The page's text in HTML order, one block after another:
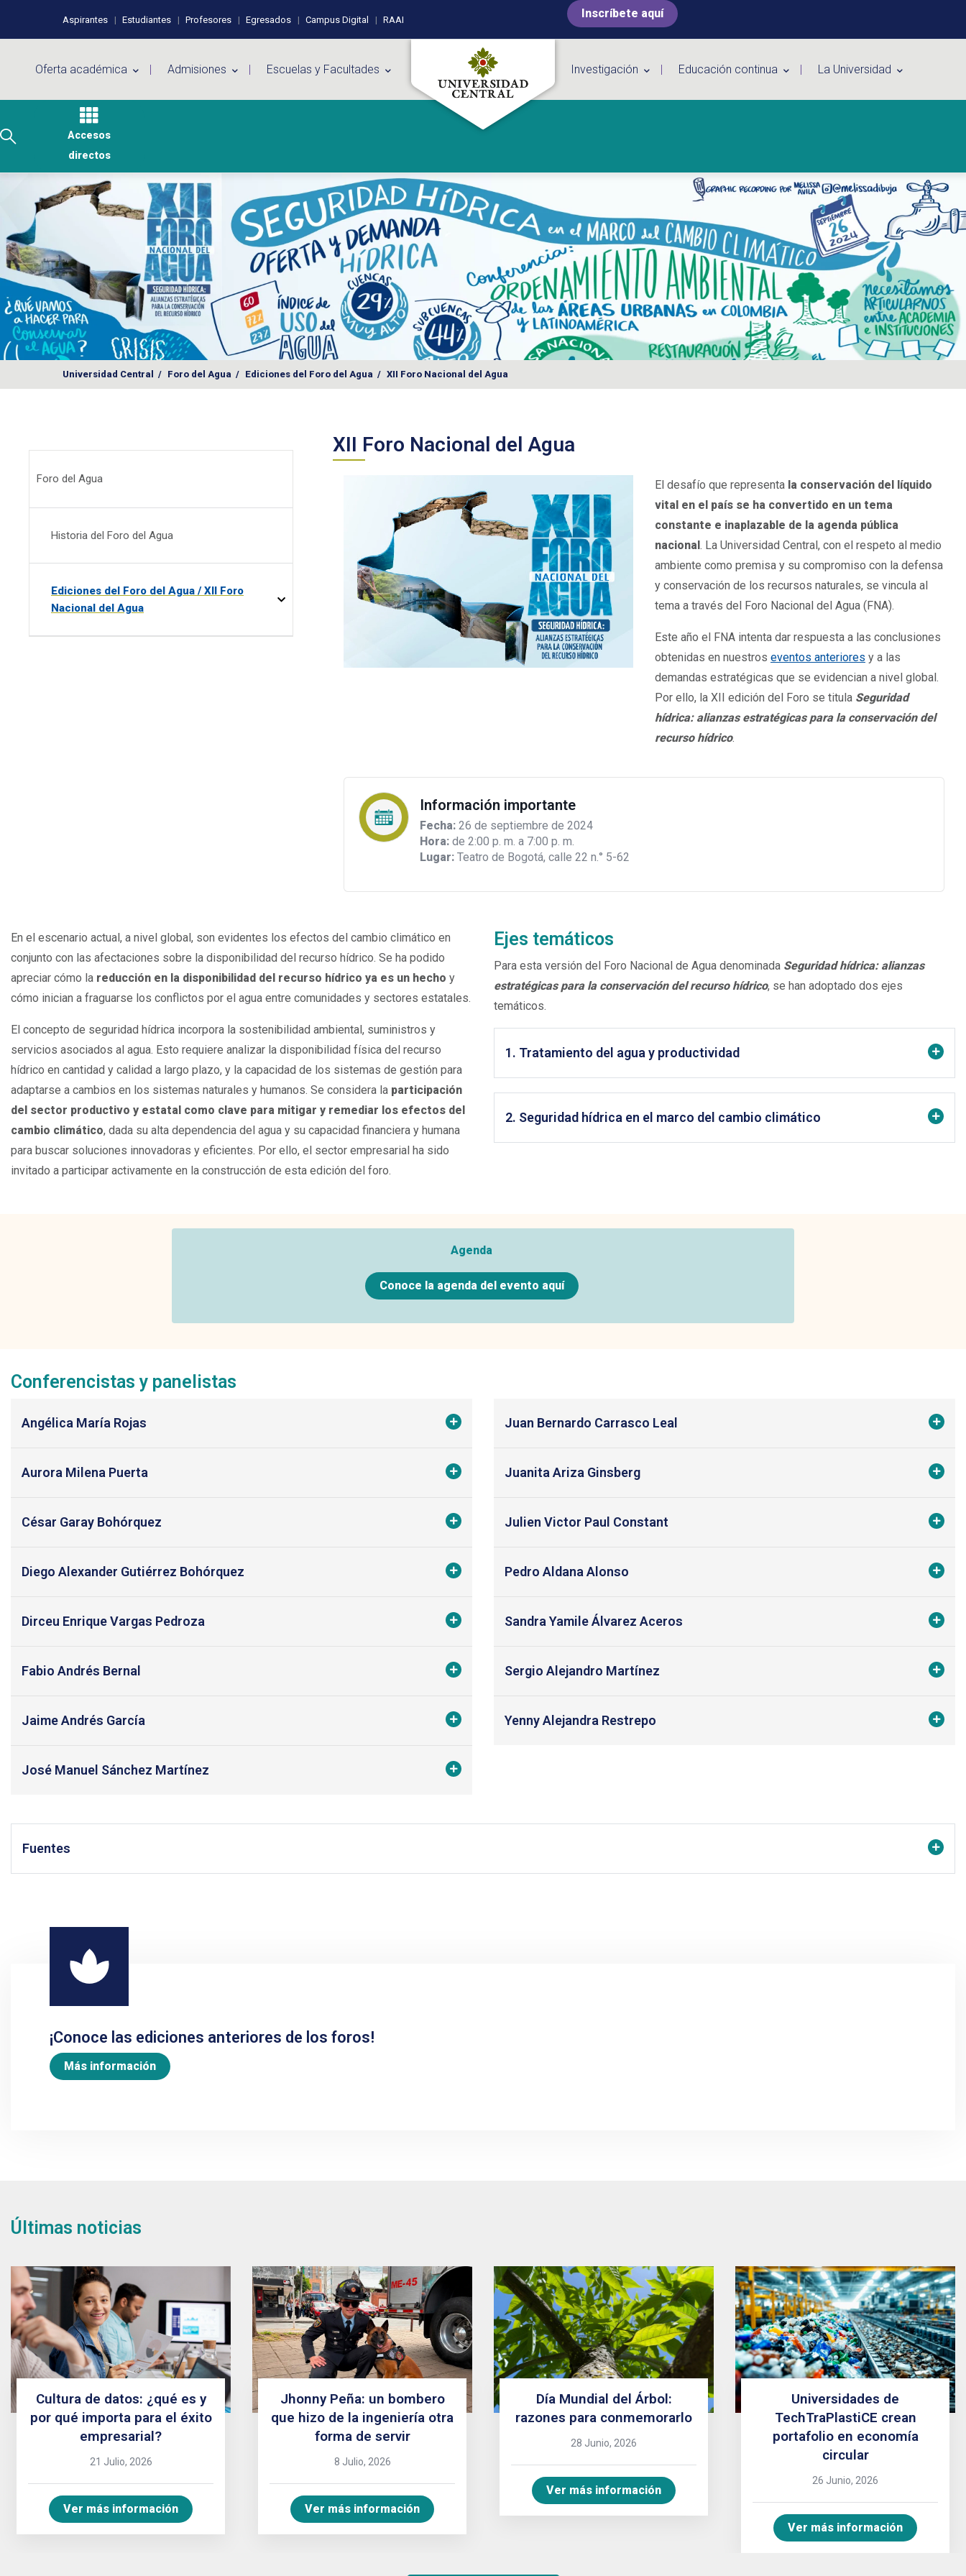
Perfiles de usuario
Aspirantes Estudiantes Profesores Egresados Campus Digital RAAI Inscríbete aquí
Oferta académica Admisiones Escuelas y Facultades Investigación Educación continua La Universidad
Accesos
directos
Universidad Central / Foro del Agua / Ediciones del Foro del Agua / XII Foro Nacional del Agua
Foro del Agua
Historia del Foro del Agua
Ediciones del Foro del Agua / XII Foro
Nacional del Agua
XII Foro Nacional del Agua
El desafío que representa la conservación del líquido
vital en el país se ha convertido en un tema
constante e inaplazable de la agenda pública
nacional. La Universidad Central, con el respeto al medio
ambiente como premisa y su compromiso con la defensa
y conservación de los recursos naturales, se vincula al
tema a través del Foro Nacional del Agua (FNA).
Este año el FNA intenta dar respuesta a las conclusiones
obtenidas en nuestros eventos anteriores y a las
demandas estratégicas que se evidencian a nivel global.
Por ello, la XII edición del Foro se titula Seguridad
hídrica: alianzas estratégicas para la conservación del
recurso hídrico.
Información importante
Fecha:26 de septiembre de 2024
Hora:de 2:00 p. m. a 7:00 p. m.
Lugar:Teatro de Bogotá, calle 22 n.° 5-62
En el escenario actual, a nivel global, son evidentes los efectos del cambio climático en
conjunto con las afectaciones sobre la disponibilidad del recurso hídrico. Se ha podido
apreciar cómo la reducción en la disponibilidad del recurso hídrico ya es un hecho y
cómo inician a fraguarse los conflictos por el agua entre comunidades y sectores estatales.
El concepto de seguridad hídrica incorpora la sostenibilidad ambiental, suministros y
servicios asociados al agua. Esto requiere analizar la disponibilidad física del recurso
hídrico en cantidad y calidad a largo plazo, y la capacidad de los sistemas de gestión para
adaptarse a cambios en los sistemas naturales y humanos. Se considera la participación
del sector productivo y estatal como clave para mitigar y remediar los efectos del
cambio climático, dada su alta dependencia del agua y su capacidad financiera y humana
para buscar soluciones innovadoras y eficientes. Por ello, el sector empresarial ha sido
invitado a participar activamente en la construcción de esta edición del foro.
Ejes temáticos
Para esta versión del Foro Nacional de Agua denominada Seguridad hídrica: alianzas
estratégicas para la conservación del recurso hídrico, se han adoptado dos ejes
temáticos.
1. Tratamiento del agua y productividad
2. Seguridad hídrica en el marco del cambio climático
Agenda
Conoce la agenda del evento aquí
Conferencistas y panelistas
Angélica María Rojas
Aurora Milena Puerta
César Garay Bohórquez
Diego Alexander Gutiérrez Bohórquez
Dirceu Enrique Vargas Pedroza
Fabio Andrés Bernal
Jaime Andrés García
José Manuel Sánchez Martínez
Juan Bernardo Carrasco Leal
Juanita Ariza Ginsberg
Julien Victor Paul Constant
Pedro Aldana Alonso
Sandra Yamile Álvarez Aceros
Sergio Alejandro Martínez
Yenny Alejandra Restrepo
Fuentes
¡Conoce las ediciones anteriores de los foros!
Más información
Últimas noticias
Cultura de datos: ¿qué es y
por qué importa para el éxito
empresarial?
21 Julio, 2026
Ver más información
Jhonny Peña: un bombero
que hizo de la ingeniería otra
forma de servir
8 Julio, 2026
Ver más información
Día Mundial del Árbol:
razones para conmemorarlo
28 Junio, 2026
Ver más información
Universidades de
TechTraPlastiCE crean
portafolio en economía
circular
26 Junio, 2026
Ver más información